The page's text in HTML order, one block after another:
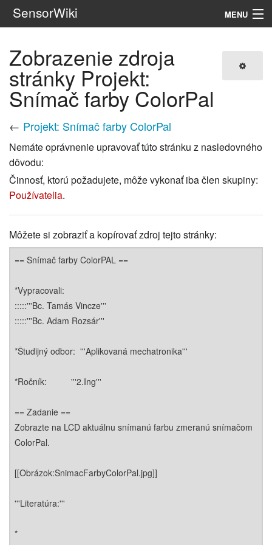
SensorWiki MENU
Hľadať
Zobrazenie zdroja
stránky Projekt:
Snímač farby ColorPal
← Projekt: Snímač farby ColorPal
Nemáte oprávnenie upravovať túto stránku z nasledovného
dôvodu:
Činnosť, ktorú požadujete, môže vykonať iba člen skupiny:
Používatelia.
Môžete si zobraziť a kopírovať zdroj tejto stránky: